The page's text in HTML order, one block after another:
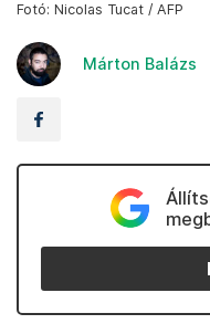
Fotó: Nicolas Tucat / AFP
Márton Balázs